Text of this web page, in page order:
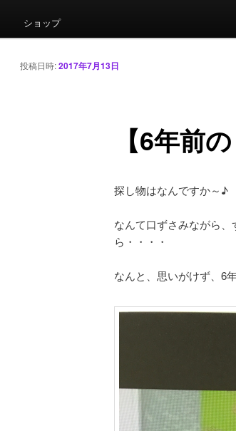
ショップ
【6年前
投稿日時:2017年7月13日
探し物はなんですか～♪
なんて口ずさみながら
ら・・・・
なんと、思いがけず、6